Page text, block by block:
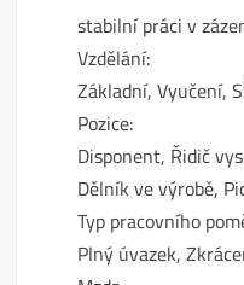
stabilní práci v
Vzdělání:
Základní, Vyučení,
Pozice:
Disponent, Řidič
Dělník ve výrobě,
Typ pracovního
Plný úvazek,